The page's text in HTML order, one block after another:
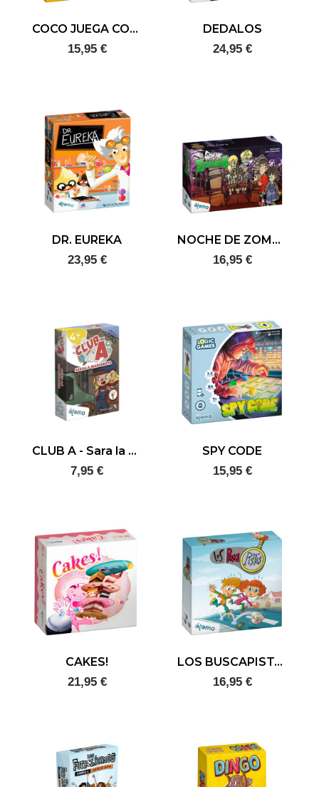
COCO JUEGA CON LOS NÚMEROS
15,95 €
DEDALOS
24,95 €
DR. EUREKA
23,95 €
NOCHE DE ZOMBIS
16,95 €
CLUB A - Sara la maquinista
7,95 €
SPY CODE
15,95 €
CAKES!
21,95 €
LOS BUSCAPISTAS
16,95 €